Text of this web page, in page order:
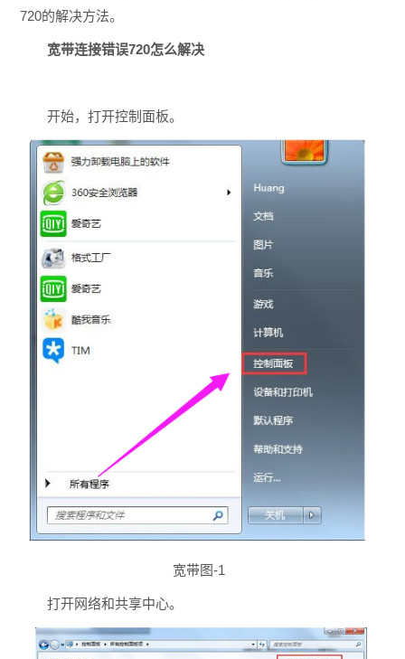
720的解决方法。
宽带连接错误720怎么解决
开始，打开控制面板。
宽带图-1
打开网络和共享中心。